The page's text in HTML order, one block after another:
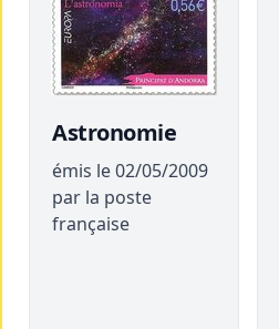
Astronomie
émis le 02/05/2009
par la poste
française